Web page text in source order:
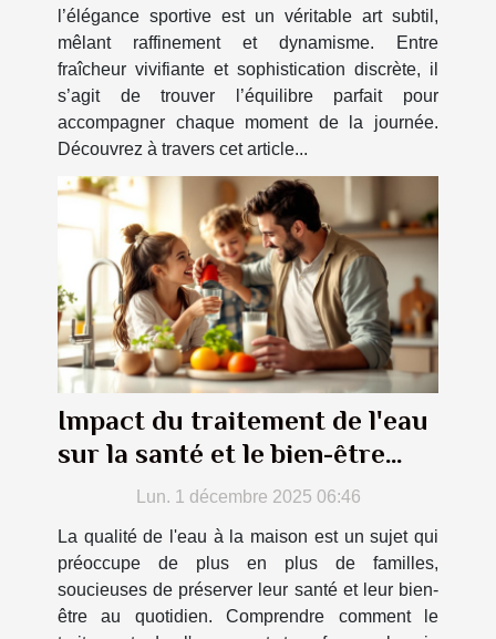
l’élégance sportive est un véritable art subtil,
mêlant raffinement et dynamisme. Entre
fraîcheur vivifiante et sophistication discrète, il
s’agit de trouver l’équilibre parfait pour
accompagner chaque moment de la journée.
Découvrez à travers cet article...
Impact du traitement de l'eau
sur la santé et le bien-être
familialLun. 1 décembre 2025 06:46
La qualité de l'eau à la maison est un sujet qui
préoccupe de plus en plus de familles,
soucieuses de préserver leur santé et leur bien-
être au quotidien. Comprendre comment le